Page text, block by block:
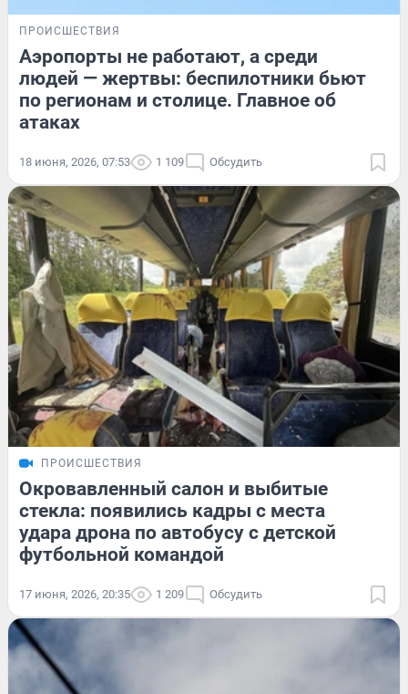
ПРОИСШЕСТВИЯ
Аэропорты не работают, а среди
людей — жертвы: беспилотники бьют
по регионам и столице. Главное об
атаках
18 июня, 2026, 07:53 1 109 Обсудить
ПРОИСШЕСТВИЯ
Окровавленный салон и выбитые
стекла: появились кадры с места
удара дрона по автобусу с детской
футбольной командой
17 июня, 2026, 20:35 1 209 Обсудить